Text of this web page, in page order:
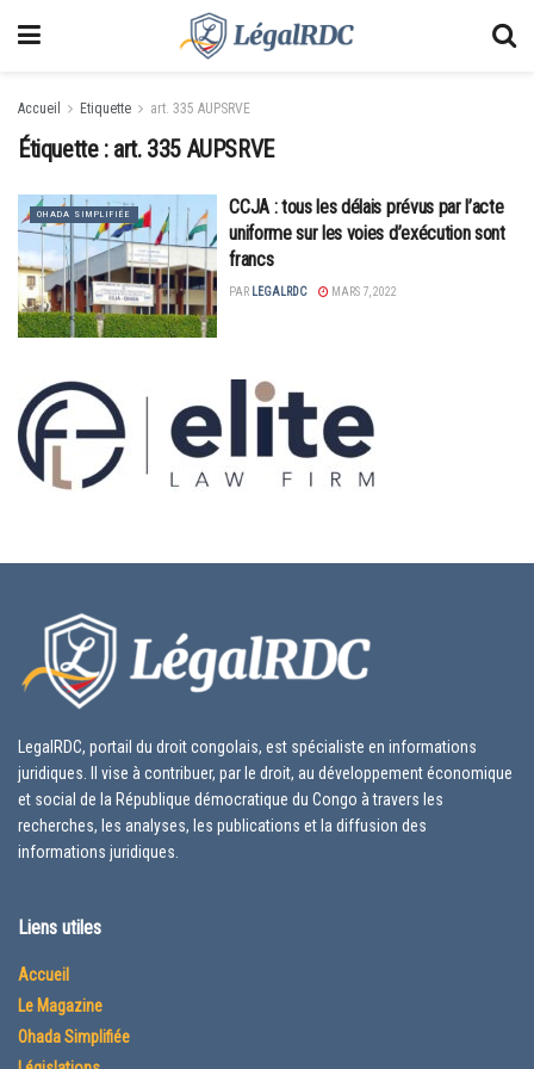
Accueil Etiquette art. 335 AUPSRVE
Étiquette : art. 335 AUPSRVE
OHADA SIMPLIFIÉE
CCJA : tous les délais prévus par l’acte
uniforme sur les voies d’exécution sont
francs
PAR LEGALRDC MARS 7, 2022
LegalRDC, portail du droit congolais, est spécialiste en informations
juridiques. Il vise à contribuer, par le droit, au développement économique
et social de la République démocratique du Congo à travers les
recherches, les analyses, les publications et la diffusion des
informations juridiques.
Liens utiles
Accueil
Le Magazine
Ohada Simplifiée